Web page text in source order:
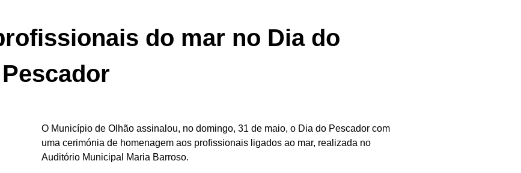
do mar no Dia do
Pescador
O Município de Olhão assinalou, no domingo, 31 de maio, o Dia do Pescador com
uma cerimónia de homenagem aos profissionais ligados ao mar, realizada no
Auditório Municipal Maria Barroso.